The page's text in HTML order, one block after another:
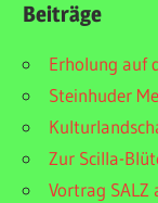
Beiträge
Erholung auf
Steinhuder
Zur Scilla-
Vortrag SALZ